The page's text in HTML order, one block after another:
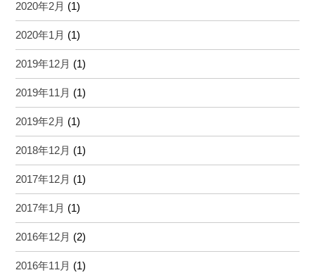
2020年2月 (1)
2020年1月 (1)
2019年12月 (1)
2019年11月 (1)
2019年2月 (1)
2018年12月 (1)
2017年12月 (1)
2017年1月 (1)
2016年12月 (2)
2016年11月 (1)